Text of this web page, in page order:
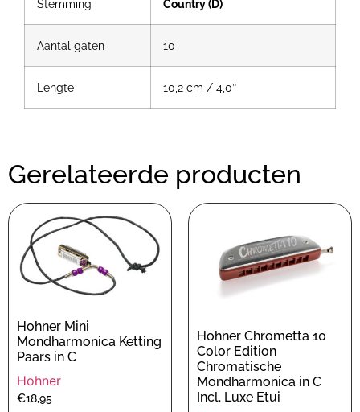
Stemming Country (D)
Aantal gaten 10
Lengte 10,2 cm / 4,0″
Gerelateerde producten
Hohner Mini
Mondharmonica Ketting
Paars in C
Hohner
€18,95
Hohner Chrometta 10
Color Edition
Chromatische
Mondharmonica in C
Incl. Luxe Etui